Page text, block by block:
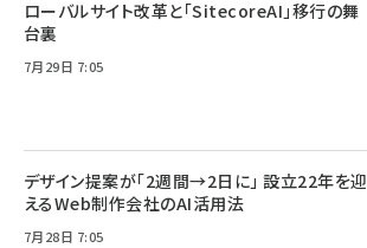
ローバルサイト改革と「SitecoreAI」移行の舞
台裏
7月29日 7:05
デザイン提案が「2週間→2日に」 設立22年を迎
えるWeb制作会社のAI活用法
7月28日 7:05